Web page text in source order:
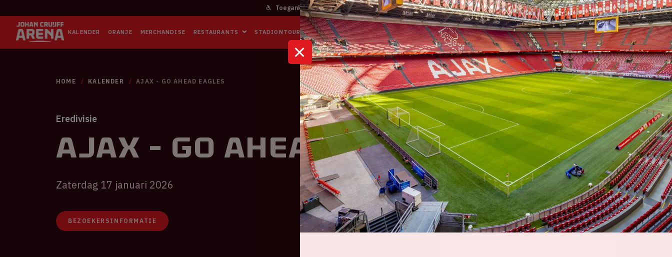
Toegankelijkheid Bereikbaarheid In het stadion Contact Inloggen ArenA portaal
KALENDER ORANJE MERCHANDISE RESTAURANTS STADIONTOURS NAAR DE ARENA BUSINESS EVENTS OVER ONS ZOEKEN
HOME KALENDER AJAX - GO AHEAD EAGLES
Eredivisie
Ajax - Go Ahead Eagles
Zaterdag 17 januari 2026
BEZOEKERSINFORMATIE